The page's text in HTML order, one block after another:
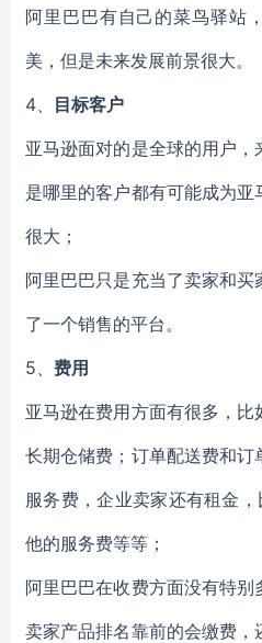
阿里巴巴有自己的菜鸟驿站
美，但是未来发展前景很大。
4、 目标客户
亚马逊面对的是全球的用户
是哪里的客户都有可能成为
很大；
阿里巴巴只是充当了卖家和
了一个销售的平台。
5、 费用
亚马逊在费用方面有很多，
长期仓储费；订单配送费和
服务费，企业卖家还有租金
他的服务费等等；
阿里巴巴在收费方面没有特别
卖家产品排名靠前的会缴费